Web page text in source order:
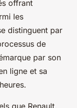
offrant
les
distinguent par
de
par son
ligne et sa